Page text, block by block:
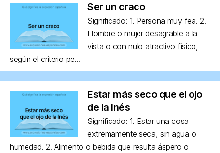
Ser un craco
Significado: 1. Persona muy fea. 2.
Hombre o mujer desagrable a la
vista o con nulo atractivo físico,
según el criterio pe...
Estar más seco que el ojo
de la Inés
Significado: 1. Estar una cosa
extremamente seca, sin agua o
humedad. 2. Alimento o bebida que resulta áspero o